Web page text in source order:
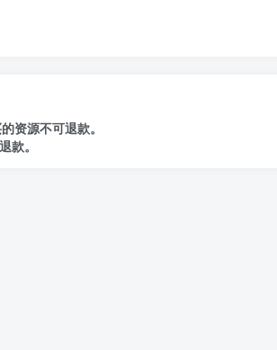
资源不可退款。
款。